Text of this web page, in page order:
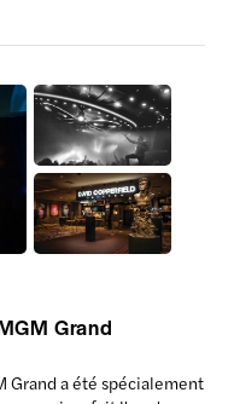
Grand
Grand a été spécialement